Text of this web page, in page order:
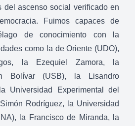
del ascenso social verificado en
Fuimos capaces de
de conocimiento con la
como la de Oriente (UDO),
la Ezequiel Zamora, la
Bolívar (USB), la Lisandro
Universidad Experimental del
Rodríguez, la Universidad
la Francisco de Miranda, la